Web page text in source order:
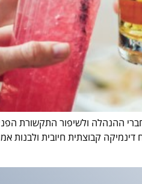
ההנהלה ולשיפור התקשורת
קבוצתית חיובית ולבנות